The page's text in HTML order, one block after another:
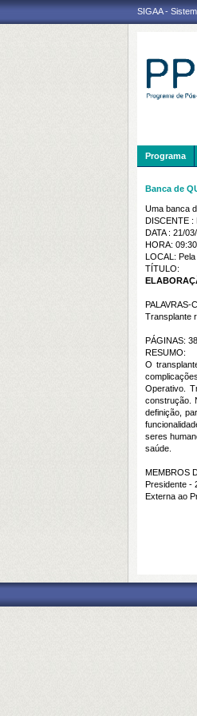
SIGAA -
Programa
Banca de
Uma banca
DISCENTE :
DATA : 21/
HORA: 09:30
LOCAL:
TÍTULO:
PALAVRAS-
Transplante
PÁGINAS: 38
RESUMO:
O
Operativo.
construção.
definição,
seres
saúde.
MEMBROS
Presidente -
Externa ao